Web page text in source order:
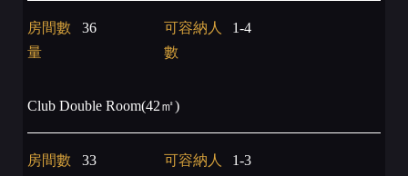
房間數
量
36
可容納人
數
1-4
Club Double Room(42㎡)
房間數
33
可容納人
1-3